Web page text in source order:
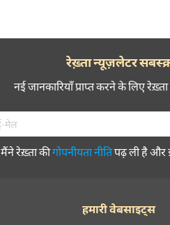
रेख़्ता न्यूज़लेटर
नई जानकारियाँ प्राप्त करने के लिए
मैंने रेख़्ता कीगोपनीयता नीतिपढ़ ली है और
हमारी वेबसाइट्स